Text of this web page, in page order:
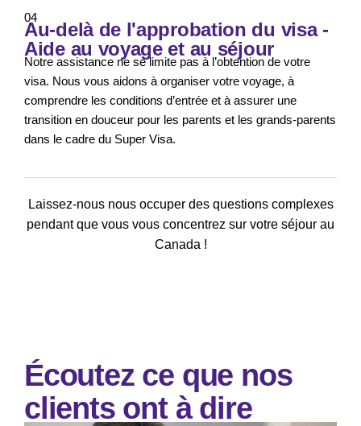
04
Au-delà de l'approbation du visa -
Aide au voyage et au séjour
Notre assistance ne se limite pas à l’obtention de votre
visa. Nous vous aidons à organiser votre voyage, à
comprendre les conditions d’entrée et à assurer une
transition en douceur pour les parents et les grands-parents
dans le cadre du Super Visa.
Laissez-nous nous occuper des questions complexes
pendant que vous vous concentrez sur votre séjour au
Canada !
Écoutez ce que nos
clients ont à dire